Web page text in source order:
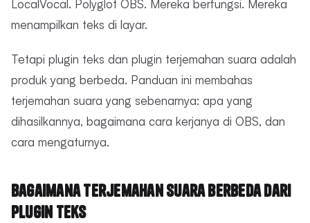
LocalVocal. Polyglot OBS. Mereka berfungsi. Mereka
menampilkan teks di layar.
Tetapi plugin teks dan plugin terjemahan suara adalah
produk yang berbeda. Panduan ini membahas
terjemahan suara yang sebenarnya: apa yang
dihasilkannya, bagaimana cara kerjanya di OBS, dan
cara mengaturnya.
Bagaimana Terjemahan Suara Berbeda dari
Plugin Teks